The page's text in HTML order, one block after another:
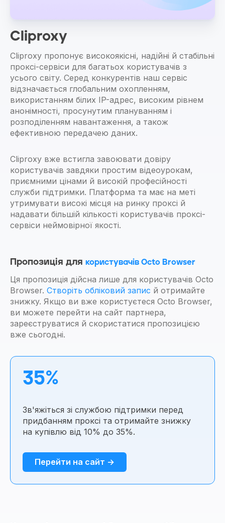
Cliproxy
Cliproxy пропонує високоякісні, надійні й стабільні
проксі-сервіси для багатьох користувачів з
усього світу. Серед конкурентів наш сервіс
відзначається глобальним охопленням,
використанням білих IP-адрес, високим рівнем
анонімності, просунутим плануванням і
розподіленням навантаження, а також
ефективною передачею даних.
Cliproxy вже встигла завоювати довіру
користувачів завдяки простим відеоурокам,
приємними цінами й високій професійності
служби підтримки. Платформа та має на меті
утримувати високі місця на ринку проксі й
надавати більшій кількості користувачів проксі-
сервіси неймовірної якості.
Пропозиція для користувачів Octo Browser
Ця пропозиція дійсна лише для користувачів Octo
Browser. Створіть обліковий запис й отримайте
знижку. Якщо ви вже користуєтеся Octo Browser,
ви можете перейти на сайт партнера,
зареєструватися й скористатися пропозицією
вже сьогодні.
35%
Зв'яжіться зі службою підтримки перед
придбанням проксі та отримайте знижку
на купівлю від 10% до 35%.
Перейти на сайт →